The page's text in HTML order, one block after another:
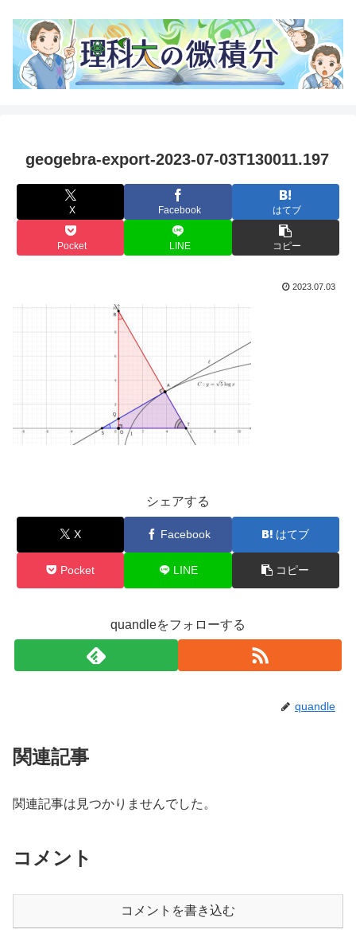
geogebra-export-2023-07-03T130011.197
X Facebook はてブ
Pocket LINE コピー
2023.07.03
シェアする
X Facebook はてブ
Pocket LINE コピー
quandleをフォローする
quandle
関連記事
関連記事は見つかりませんでした。
コメント
コメントを書き込む